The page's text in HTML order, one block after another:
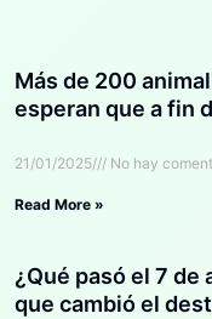
Más de 200
esperan que a fin
21/01/2025 No hay
Read More »
¿Qué pasó el 7 de
que cambió el